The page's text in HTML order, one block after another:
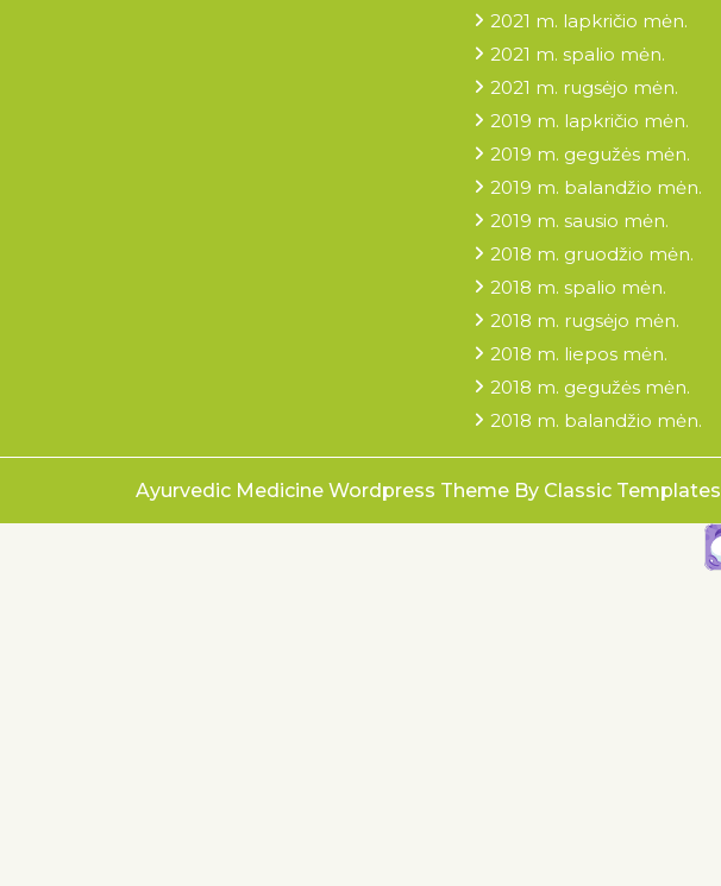
2021 m. lapkričio mėn.
2021 m. spalio mėn.
2021 m. rugsėjo mėn.
2019 m. lapkričio mėn.
2019 m. gegužės mėn.
2019 m. balandžio mėn.
2019 m. sausio mėn.
2018 m. gruodžio mėn.
2018 m. spalio mėn.
2018 m. rugsėjo mėn.
2018 m. liepos mėn.
2018 m. gegužės mėn.
2018 m. balandžio mėn.
Ayurvedic Medicine Wordpress Theme By Classic Templates